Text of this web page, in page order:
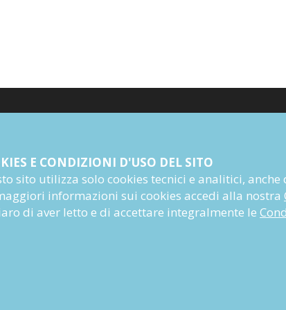
Societarie
Autori
Rivista
Prossime
E CONDIZIONI D'USO DEL SITO
sito utilizza solo cookies tecnici e analitici,
informazioni sui cookies accedi alla nostra
di aver letto e di accettare integralmente le